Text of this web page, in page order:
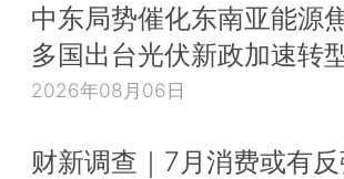
中东局势催化东南亚能源
多国出台光伏新政加速转
2026年08月06日
财新调查｜7月消费或有反